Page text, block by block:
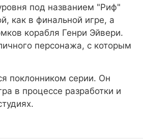
под названием "Риф"
как в финальной игре, а
корабля Генри Эйвери.
персонажа, с которым
поклонником серии. Он
в процессе разработки и